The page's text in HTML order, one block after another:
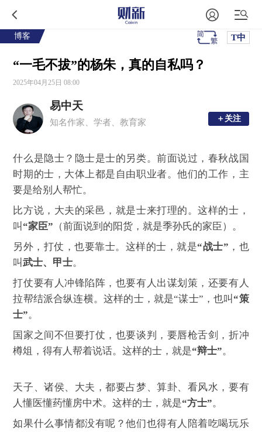
博客 T中
“一毛不拔”的杨朱，真的自私吗？
2025年04月25日 08:00
易中天
知名作家、学者、教育家 ＋关注
＋关注
什么是隐士？隐士是士的另类。前面说过，春秋战国
时期的士，大体上都是自由职业者。他们的工作，主
要是给别人帮忙。
比方说，大夫的采邑，就是士来打理的。这样的士，
叫 “家臣” （前面说到的阳货，就是季孙氏的家臣） 。
另外，打仗，也要靠士。这样的士，就是“战士” ，也
叫武士、甲士。
打仗要有人冲锋陷阵，也要有人出谋划策，还要有人
拉帮结派合纵连横。这样的士，就是“谋士”，也叫 “策
士”。
国家之间不但要打仗，也要谈判，要唇枪舌剑，折冲
樽俎，得有人帮着说话。这样的士，就是“辩士”。
天子、诸侯、大夫，都要占梦、算卦、看风水，要有
人懂医懂药懂房中术。这样的士，就是“方士”。
如果什么事情都没有呢？他们也得有人陪着吃喝玩乐